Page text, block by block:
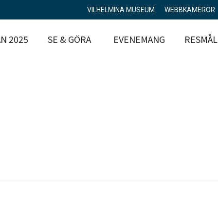
VILHELMINA MUSEUM WEBBKAMEROR
2025 SE & GÖRA EVENEMANG RESMÅL